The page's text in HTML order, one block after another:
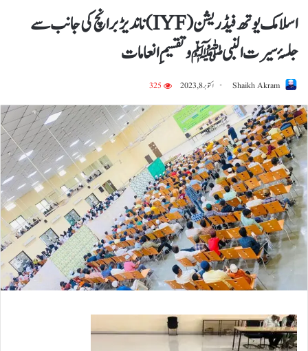
اسلامک یوتھ فیڈریشن (IYF) ناندیڑ برانچ کی جانب سے
جلسۂ سیرت النبی ﷺ و تقسیمِ انعامات
Shaikh Akram اکتوبر 8, 2023 325